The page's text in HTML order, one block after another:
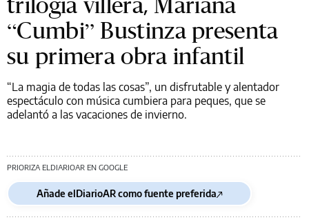
“Cumbi” Bustinza presenta
su primera obra infantil
“La magia de todas las cosas”, un disfrutable y alentador
espectáculo con música cumbiera para peques, que se
adelantó a las vacaciones de invierno.
PRIORIZA ELDIARIOAR EN GOOGLE
Añade elDiarioAR como fuente preferida